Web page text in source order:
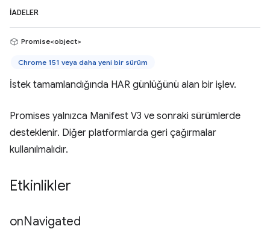
İADELER
Promise<object>
Chrome 151 veya daha yeni bir sürüm
İstek tamamlandığında HAR günlüğünü alan bir işlev.
Promises yalnızca Manifest V3 ve sonraki sürümlerde
desteklenir. Diğer platformlarda geri çağırmalar
kullanılmalıdır.
Etkinlikler
onNavigated